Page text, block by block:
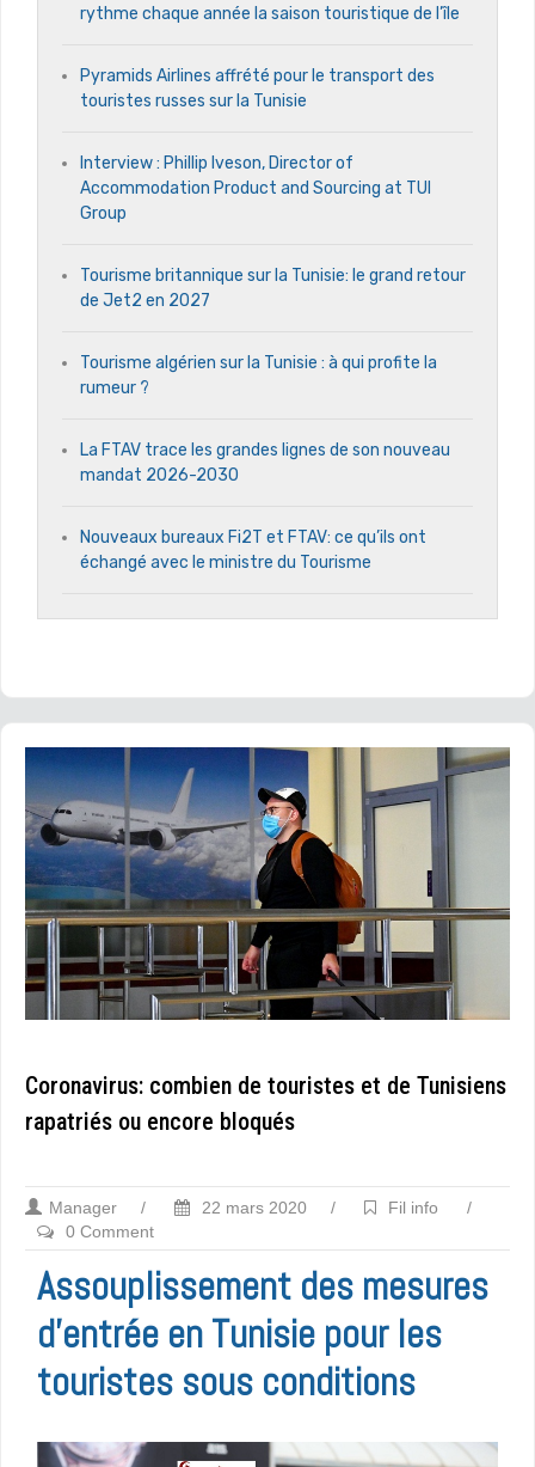
rythme chaque année la saison touristique de l’île
Pyramids Airlines affrété pour le transport des
touristes russes sur la Tunisie
Interview : Phillip Iveson, Director of
Accommodation Product and Sourcing at TUI
Group
Tourisme britannique sur la Tunisie: le grand retour
de Jet2 en 2027
Tourisme algérien sur la Tunisie : à qui profite la
rumeur ?
La FTAV trace les grandes lignes de son nouveau
mandat 2026-2030
Nouveaux bureaux Fi2T et FTAV: ce qu’ils ont
échangé avec le ministre du Tourisme
Coronavirus: combien de touristes et de Tunisiens
rapatriés ou encore bloqués
Manager / 22 mars 2020 / Fil info
/
0 Comment
Assouplissement des mesures
d’entrée en Tunisie pour les
touristes sous conditions